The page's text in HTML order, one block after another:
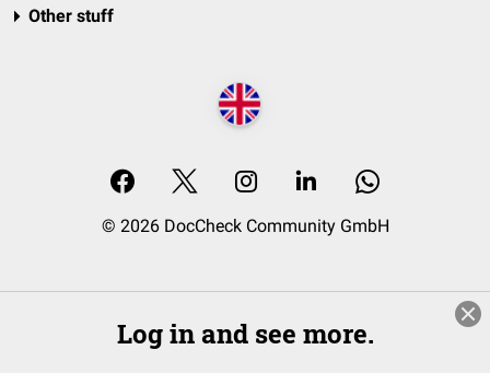
Other stuff
© 2026 DocCheck Community GmbH
Log in and see more.